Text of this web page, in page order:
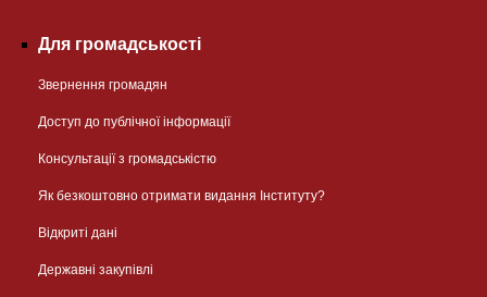
Для громадськості
Звернення громадян
Доступ до публічної інформації
Консультації з громадськістю
Як безкоштовно отримати видання Інституту?
Відкриті дані
Державні закупівлі